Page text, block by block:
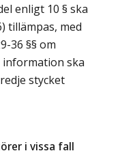
enligt 10 § ska
tillämpas, med
36 §§ om
information ska
stycket
i vissa fall